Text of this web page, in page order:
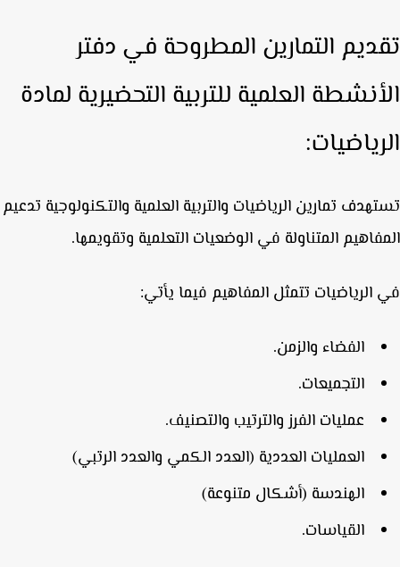
التمارين المطروحة في دفتر
العلمية للتربية التحضيرية لمادة
تمارين الرياضيات والتربية العلمية والتكنولوجية تدعيم
المتناولة في الوضعيات التعلمية وتقويمها.
تتمثل المفاهيم فيما يأتي:
الفضاء والزمن.
التجميعات.
عمليات الفرز والترتيب والتصنيف.
العمليات العددية (العدد الكمي والعدد الرتبي)
الهندسة (أشكال متنوعة)
القياسات.